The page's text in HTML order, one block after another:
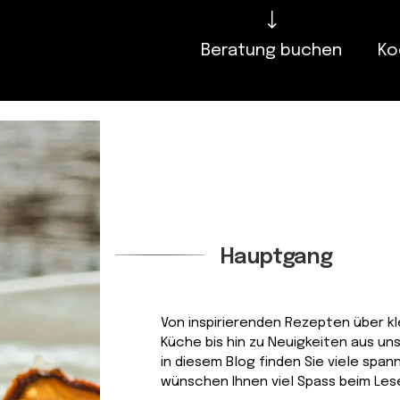
Beratung buchen
Hauptgang
Von inspirierenden Rezepten über
Küche bis hin zu Neuigkeiten aus
in diesem Blog finden Sie viele
wünschen Ihnen viel Spass beim